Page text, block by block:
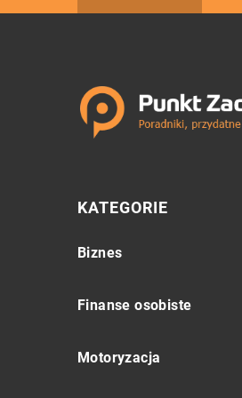
KATEGORIE
Biznes
Finanse osobiste
Motoryzacja